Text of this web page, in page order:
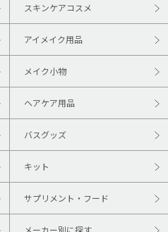
スキンケアコスメ
アイメイク用品
メイク小物
ヘアケア用品
バスグッズ
キット
サプリメント・フード
メーカー別に探す